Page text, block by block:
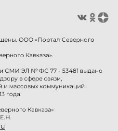
ООО «Портал Северного
Кавказа».
СМИ ЭЛ № ФС 77 - 53481 выдано
в сфере связи,
и массовых коммуникаций
года.
Кавказа»